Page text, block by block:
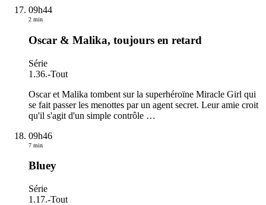
09h44
2 min
Oscar & Malika, toujours en retard
Série
1.36.-Tout
Oscar et Malika tombent sur la superhéroïne Miracle Girl qui
se fait passer les menottes par un agent secret. Leur amie croit
qu'il s'agit d'un simple contrôle …
09h46
7 min
Bluey
Série
1.17.-Tout